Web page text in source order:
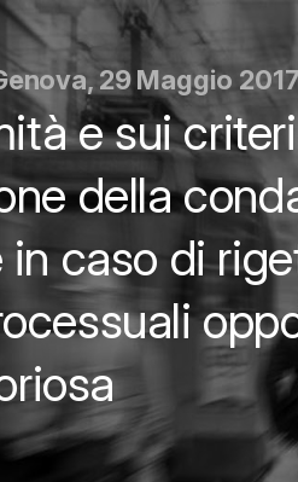
29 Maggio 2017
e sui
della
caso di